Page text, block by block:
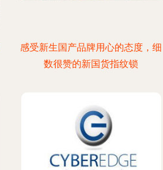
感受新生国产品牌用心的态度，细
数很赞的新国货指纹锁